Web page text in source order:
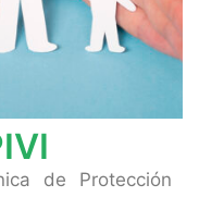
de Protección